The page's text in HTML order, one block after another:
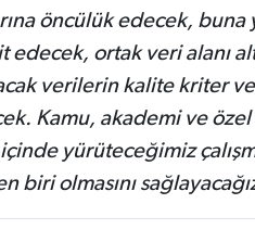
öncülük edecek,
ortak veri alanı
verilerin kalite kriter
Kamu, akademi ve özel
yürüteceğimiz
biri olmasını